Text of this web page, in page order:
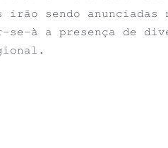
sendo anunciadas
se-à a presença de